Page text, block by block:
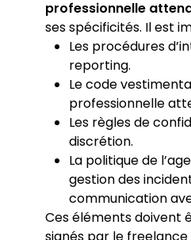
professionnelle
ses spécificités. Il est
Les procédures
reporting.
Le code
professionnelle
Les règles de
discrétion.
La politique de
gestion des
communication
Ces éléments doivent